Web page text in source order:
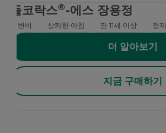
둘코락스®-에스 장용정
변비 상쾌한 아침 만 11세 이상 정제
더 알아보기
지금 구매하기